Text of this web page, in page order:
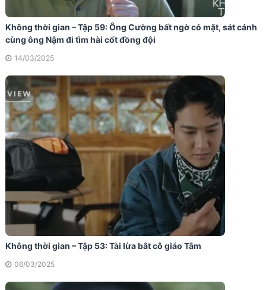
Không thời gian – Tập 59: Ông Cường bất ngờ có mặt, sát cánh
cùng ông Nậm đi tìm hài cốt đồng đội
14/03/2025
Không thời gian – Tập 53: Tài lừa bắt cô giáo Tâm
06/03/2025